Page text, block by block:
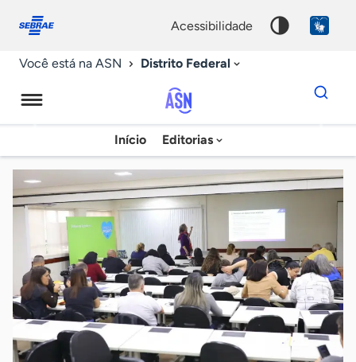
conosco
acessibilidade
Você está na ASN Distrito Federal
Agência
Sebrae
de
Notícias
Início Editorias
Dados
para
chave